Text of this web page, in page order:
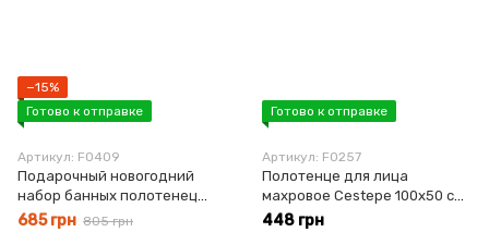
−15%
Готово к отправке
Артикул: F0409
Подарочный новогодний
набор банных полотенец
Санта махра
685 грн 805 грн
Готово к отправке
Артикул: F0257
Полотенце для лица
махровое Cestepe 100х50 см
песочное
448 грн